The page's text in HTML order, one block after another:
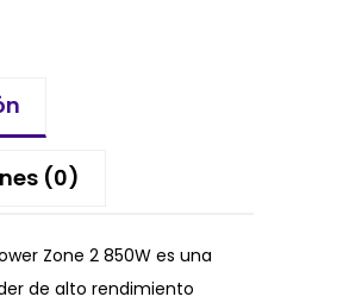
(0)
Zone 2 850W es una
de alto rendimiento